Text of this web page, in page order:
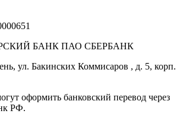
БАНК ПАО СБЕРБАНК
ул. Бакинских Коммисаров , д. 5, корп.
оформить банковский перевод через
РФ.